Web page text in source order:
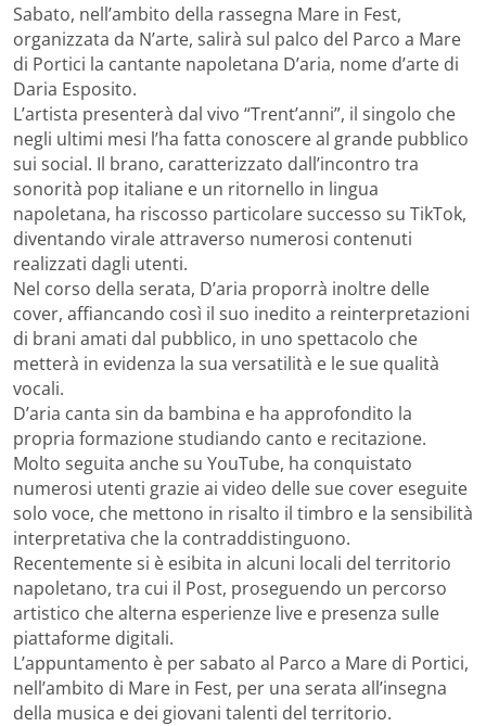
Sabato, nell’ambito della rassegna Mare in Fest,
organizzata da N’arte, salirà sul palco del Parco a Mare
di Portici la cantante napoletana D’aria, nome d’arte di
Daria Esposito.
L’artista presenterà dal vivo “Trent’anni”, il singolo che
negli ultimi mesi l’ha fatta conoscere al grande pubblico
sui social. Il brano, caratterizzato dall’incontro tra
sonorità pop italiane e un ritornello in lingua
napoletana, ha riscosso particolare successo su TikTok,
diventando virale attraverso numerosi contenuti
realizzati dagli utenti.
Nel corso della serata, D’aria proporrà inoltre delle
cover, affiancando così il suo inedito a reinterpretazioni
di brani amati dal pubblico, in uno spettacolo che
metterà in evidenza la sua versatilità e le sue qualità
vocali.
D’aria canta sin da bambina e ha approfondito la
propria formazione studiando canto e recitazione.
Molto seguita anche su YouTube, ha conquistato
numerosi utenti grazie ai video delle sue cover eseguite
solo voce, che mettono in risalto il timbro e la sensibilità
interpretativa che la contraddistinguono.
Recentemente si è esibita in alcuni locali del territorio
napoletano, tra cui il Post, proseguendo un percorso
artistico che alterna esperienze live e presenza sulle
piattaforme digitali.
L’appuntamento è per sabato al Parco a Mare di Portici,
nell’ambito di Mare in Fest, per una serata all’insegna
della musica e dei giovani talenti del territorio.